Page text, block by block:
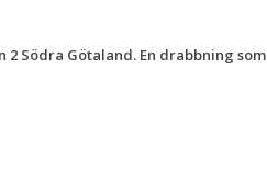
Södra Götaland. En drabbning som